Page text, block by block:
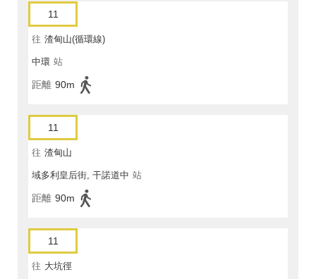
11
往 渣甸山(循環線)
中環 站
距離 90m
11
往 渣甸山
域多利皇后街, 干諾道中 站
距離 90m
11
往 大坑徑